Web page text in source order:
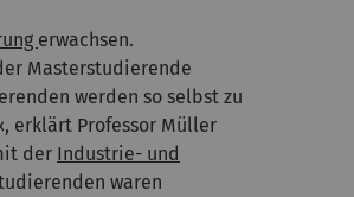
erwachsen.
Masterstudierende
werden so selbst zu
erklärt Professor Müller
der Industrie- und
waren